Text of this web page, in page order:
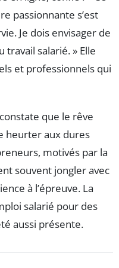
passionnante s’est
Je dois envisager de
salarié. » Elle
et professionnels qui
que le rêve
heurter aux dures
motivés par la
souvent jongler avec
à l’épreuve. La
salarié pour des
aussi présente.